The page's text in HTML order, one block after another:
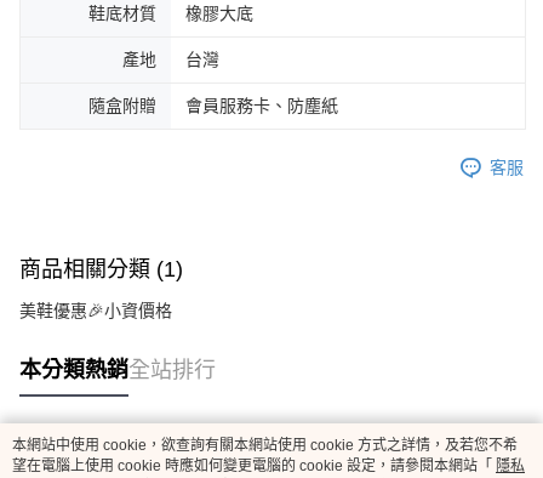
鞋底材質 橡膠大底
產地 台灣
隨盒附贈 會員服務卡、防塵紙
客服
商品相關分類 (1)
美鞋優惠🎉小資價格
本分類熱銷全站排行
熱門標籤
本網站中使用 cookie，欲查詢有關本網站使用 cookie 方式之詳情，及若您不希
望在電腦上使用 cookie 時應如何變更電腦的 cookie 設定，請參閱本網站「 隱私